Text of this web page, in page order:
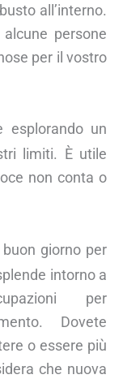
all’interno.
persone
per il vostro
esplorando un
limiti. È utile
non conta o
giorno per
intorno a
per
Dovete
o essere più
che nuova